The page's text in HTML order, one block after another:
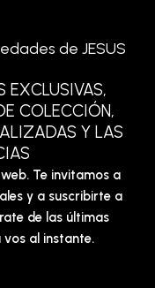
de JESUS
EXCLUSIVAS,
COLECCIÓN,
Y LAS
Te invitamos a
y a suscribirte a
de las últimas
al instante.